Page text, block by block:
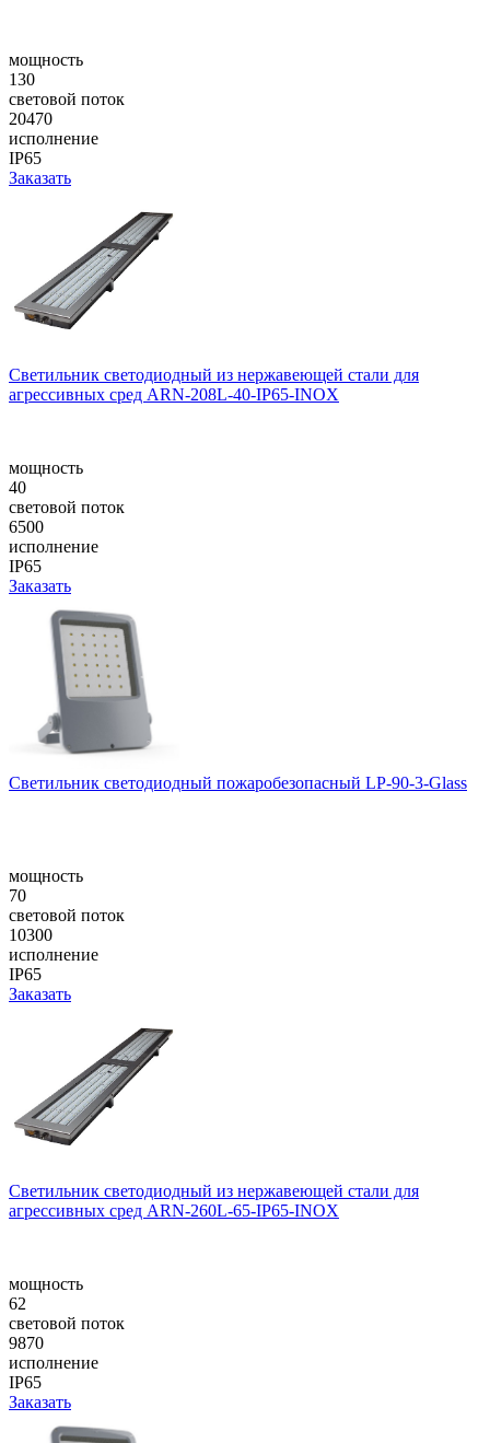
мощность
130
световой поток
20470
исполнение
IP65
Заказать
Светильник светодиодный из нержавеющей стали для
агрессивных сред ARN-208L-40-IP65-INOX
мощность
40
световой поток
6500
исполнение
IP65
Заказать
Светильник светодиодный пожаробезопасный LP-90-3-Glass
мощность
70
световой поток
10300
исполнение
IP65
Заказать
Светильник светодиодный из нержавеющей стали для
агрессивных сред ARN-260L-65-IP65-INOX
мощность
62
световой поток
9870
исполнение
IP65
Заказать